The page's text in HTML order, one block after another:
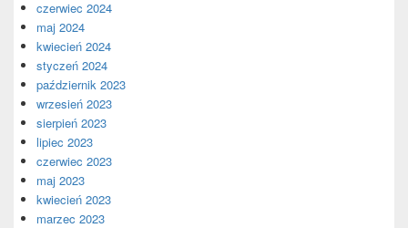
czerwiec 2024
maj 2024
kwiecień 2024
styczeń 2024
październik 2023
wrzesień 2023
sierpień 2023
lipiec 2023
czerwiec 2023
maj 2023
kwiecień 2023
marzec 2023